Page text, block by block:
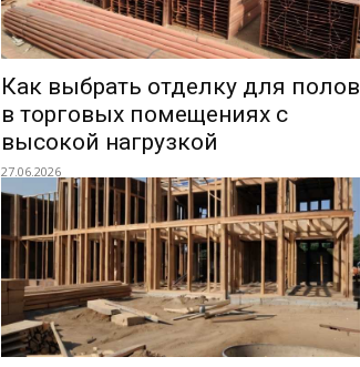
Как выбрать отделку для полов
в торговых помещениях с
высокой нагрузкой
27.06.2026